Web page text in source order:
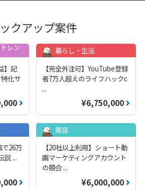
クアップ案件
レン
】記
化サ
暮らし・生活
【完全外注可】YouTube登録
者7万人超えのライフハックc
...
¥6,750,000
で26万
説 ...
美容
【20社以上利用】ショート動
画マーケティングアカウント
の競合...
¥6,000,000